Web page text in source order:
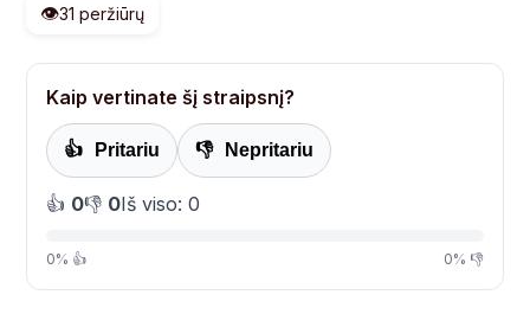
👁️31 peržiūrų
Kaip vertinate šį straipsnį?
👍 Pritariu 👎 Nepritariu
👍 0👎 0Iš viso: 0
0% 👍 0% 👎